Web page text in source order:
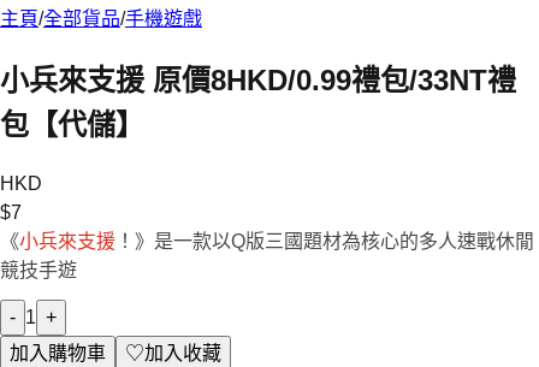
主頁/全部貨品/手機遊戲
小兵來支援 原價8HKD/0.99禮包/33NT禮
包【代儲】
HKD
$7
《小兵來支援 ！》是一款以Q版三國題材為核心的多人速戰休閒
競技手遊
- 1 +
加入購物車
♡加入收藏